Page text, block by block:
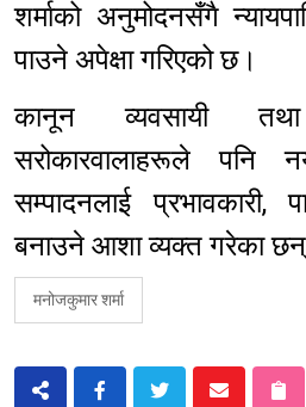
शर्माको अनुमोदनसँगै
पाउने अपेक्षा गरिएको छ।
कानून व्यवसायी
सरोकारवालाहरूले पनि
सम्पादनलाई प्रभावकारी,
बनाउने आशा व्यक्त गरेका
मनोजकुमार शर्मा